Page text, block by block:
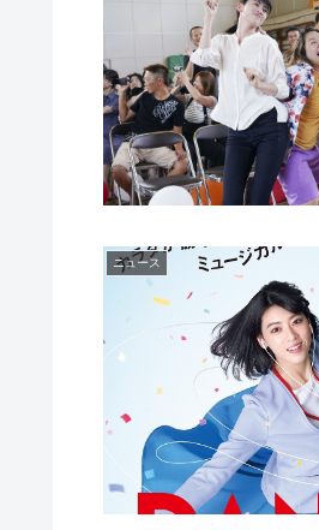
ニュース